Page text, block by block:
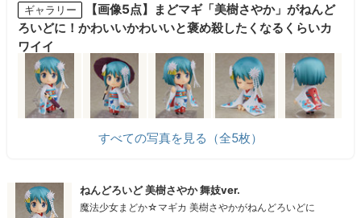
ギャラリー
【画像5点】まどマギ「美樹さやか」がねんど
ろいどに！かわいいかわいいと褒め殺したくなるくらいカ
ワイイ
すべての写真を見る（全5枚）
ねんどろいど 美樹さやか 舞妓ver.
魔法少女まどか☆マギカ 美樹さやかがねんどろいどに